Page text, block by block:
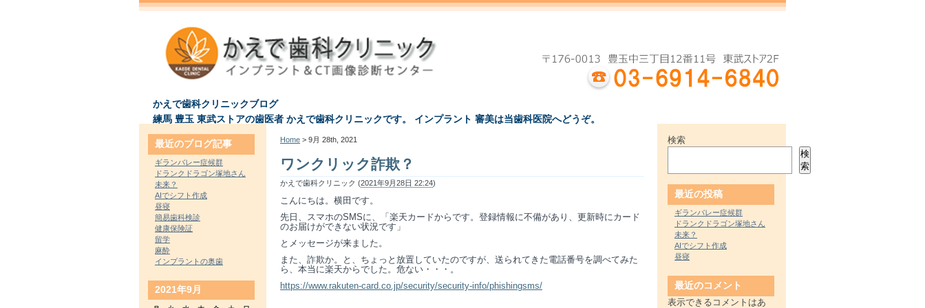
かえで歯科クリニックブログ
練馬 豊玉 東武ストアの歯医者 かえで歯科クリニックです。 インプラント 審美は当歯科医院へどうぞ。
Home > 9月 28th, 2021
ワンクリック詐欺？
かえで歯科クリニック (2021年9月28日 22:24)
こんにちは。横田です。
先日、スマホのSMSに、「楽天カードからです。登録情報に不備があり、更新時にカード
のお届けができない状況です」
とメッセージが来ました。
また、詐欺か。と、ちょっと放置していたのですが、送られてきた電話番号を調べてみた
ら、本当に楽天からでした。危ない・・・。
https://www.rakuten-card.co.jp/security/security-info/phishingsms/
最近のブログ記事
ギランバレー症候群
ドランクドラゴン塚地さん
未来？
AIでシフト作成
昼寝
簡易歯科検診
健康保険証
留学
麻酔
インプラントの奥歯
2021年9月
検索
検
索
最近の投稿
ギランバレー症候群
ドランクドラゴン塚地さん
未来？
AIでシフト作成
昼寝
最近のコメント
表示できるコメントはあ